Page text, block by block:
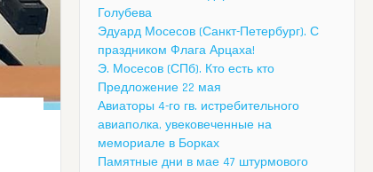
Голубева
Эдуард Мосесов (Санкт-Петербург). С
праздником Флага Арцаха!
Э. Мосесов (СПб). Кто есть кто
Предложение 22 мая
Авиаторы 4-го гв. истребительного
авиаполка, увековеченные на
мемориале в Борках
Памятные дни в мае 47 штурмового